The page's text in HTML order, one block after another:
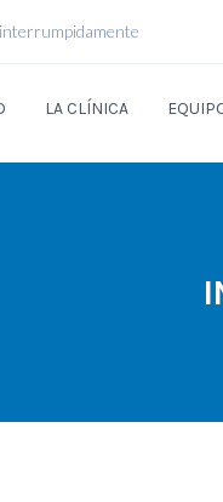
LA CLÍNICA